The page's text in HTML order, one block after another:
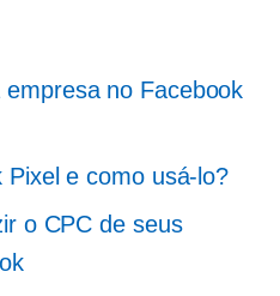
no Facebook
e como usá-lo?
o CPC de seus